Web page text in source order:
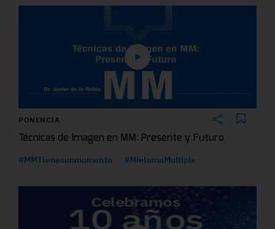
PONENCIA
Técnicas de Imagen en MM: Presente y Futuro
#MMTienesunmomento #MielomaMultiple